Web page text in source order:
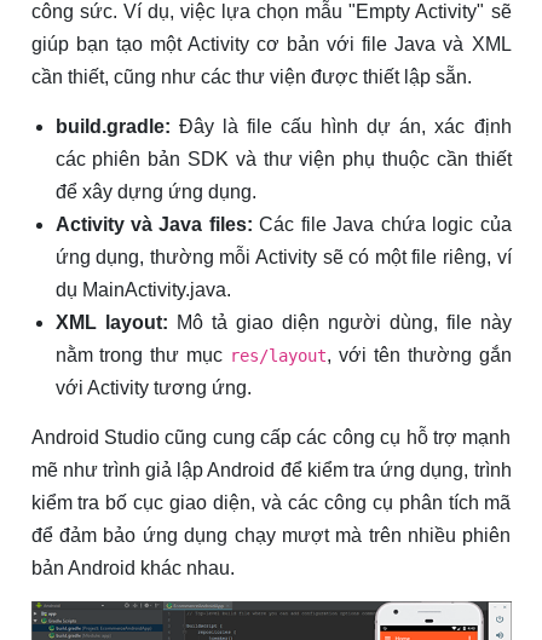
công sức. Ví dụ, việc lựa chọn mẫu "Empty Activity" sẽ
giúp bạn tạo một Activity cơ bản với file Java và XML
cần thiết, cũng như các thư viện được thiết lập sẵn.
build.gradle: Đây là file cấu hình dự án, xác định
các phiên bản SDK và thư viện phụ thuộc cần thiết
để xây dựng ứng dụng.
Activity và Java files: Các file Java chứa logic của
ứng dụng, thường mỗi Activity sẽ có một file riêng, ví
dụ MainActivity.java.
XML layout: Mô tả giao diện người dùng, file này
nằm trong thư mục res/layout, với tên thường gắn
với Activity tương ứng.
Android Studio cũng cung cấp các công cụ hỗ trợ mạnh
mẽ như trình giả lập Android để kiểm tra ứng dụng, trình
kiểm tra bố cục giao diện, và các công cụ phân tích mã
để đảm bảo ứng dụng chạy mượt mà trên nhiều phiên
bản Android khác nhau.